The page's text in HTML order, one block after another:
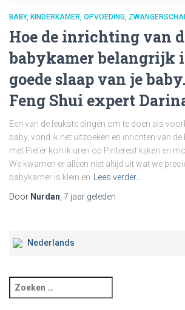
BABY KINDERKAMER OPVOEDING
Hoe de inrichting van
babykamer belangrijk
goede slaap van je
Feng Shui expert
Een van de leukste dingen om te doen als
baby, vond ik het uitzoeken en inrichten van
met Pieter kon ik uren op Pinterest kijken en
We kwamen er alleen niet altijd uit wat we
babykamer is klein en
Lees verder…
Door Nurdan 7 jaar geleden
Nederlands